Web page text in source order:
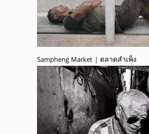
Sampheng Market | ตลาดสำเพ็ง